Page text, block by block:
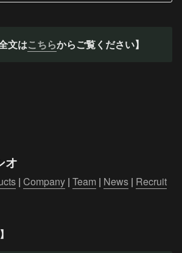
文はこちらからご覧ください】
オ
| Company | Team | News | Recruit